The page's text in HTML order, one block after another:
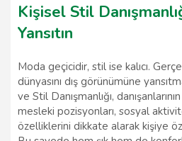
Kişisel Stil
Yansıtın
Moda geçicidir, stil ise kalıcı.
dünyasını dış görünümüne
ve Stil Danışmanlığı,
mesleki pozisyonları, sosyal
özelliklerini dikkate alarak kişiye